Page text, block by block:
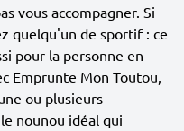
vous accompagner. Si
quelqu'un de sportif : ce
pour la personne en
Emprunte Mon Toutou,
ou plusieurs
nounou idéal qui